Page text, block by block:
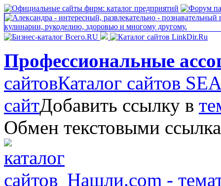
Профессиональные
сайтовКаталог сайтов
сайтДобавить ссылку в
Обмен текстовыми
Нашли.com -